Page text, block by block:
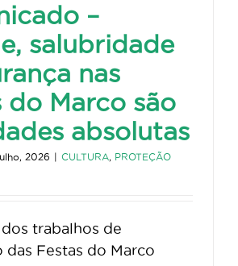
–
salubridade
nas
do Marco são
absolutas
2026 | CULTURA, PROTEÇÃO
trabalhos de
das Festas do Marco